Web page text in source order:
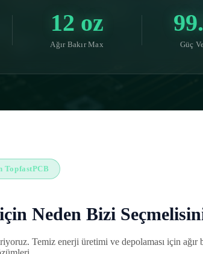
12 oz
Ağır Bakır Max Güç
TopfastPCB
Neden Bizi
Temiz enerji üretimi ve depolaması için ağır